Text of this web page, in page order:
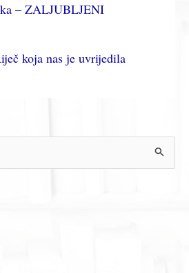
– ZALJUBLJENI
koja nas je uvrijedila